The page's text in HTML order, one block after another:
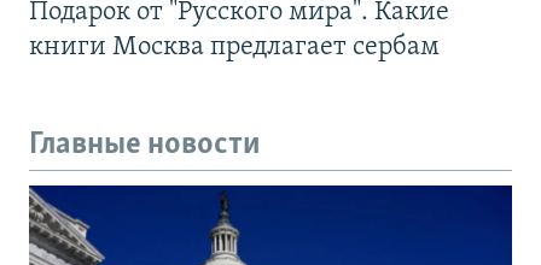
Подарок от "Русского мира". Какие
книги Москва предлагает сербам
Главные новости